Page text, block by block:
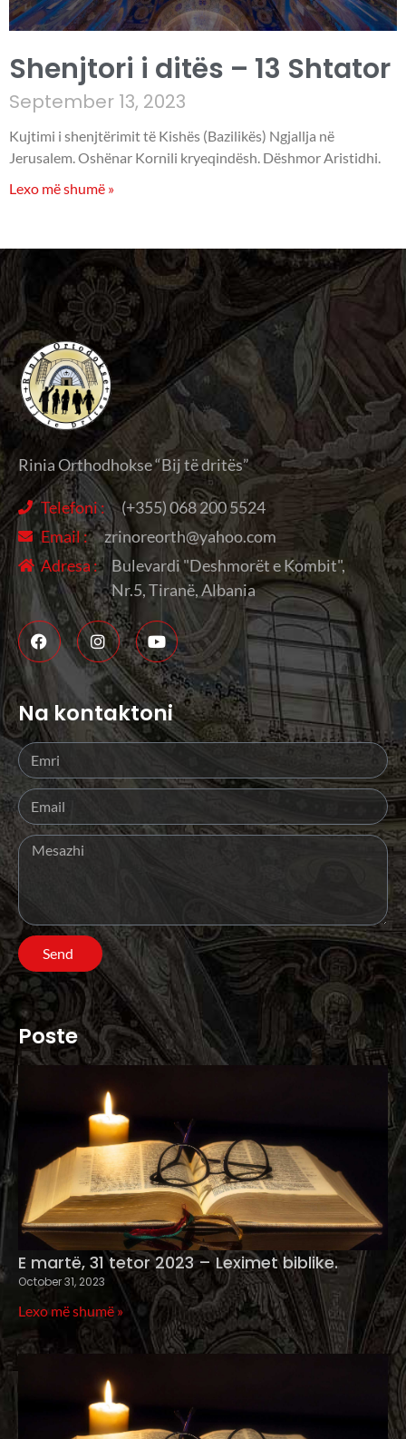
Shenjtori i ditës – 13 Shtator
September 13, 2023
Kujtimi i shenjtërimit të Kishës (Bazilikës) Ngjallja në
Jerusalem. Oshënar Kornili kryeqindësh. Dëshmor Aristidhi.
Lexo më shumë »
Rinia Orthodhokse “Bij të dritës”
Telefoni :
(+355) 068 200 5524
Email :
zrinoreorth@yahoo.com
Adresa :
Bulevardi "Deshmorët e Kombit",
Nr.5, Tiranë, Albania
Na kontaktoni
Send
Poste
E martë, 31 tetor 2023 – Leximet biblike.
October 31, 2023
Lexo më shumë »